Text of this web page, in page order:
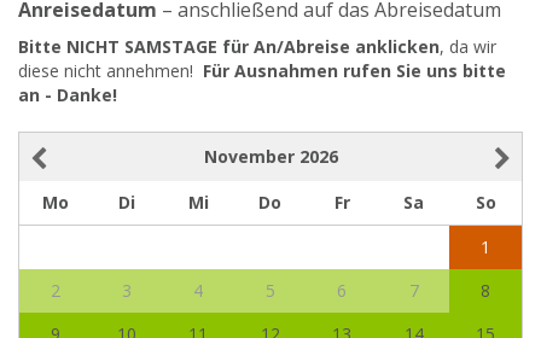
Anreisedatum – anschließend auf das Abreisedatum
Bitte NICHT SAMSTAGE für An/Abreise anklicken, da wir
diese nicht annehmen! Für Ausnahmen rufen Sie uns bitte
an - Danke!
November 2026
Mo
Di Mi Do Fr Sa
So
1
2
3 4 5 6 7
8